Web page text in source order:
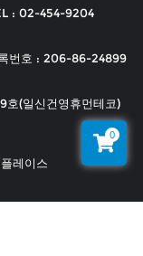
: 02-454-9204
번호 : 206-86-24899
호(일신건영휴먼테코)
레이스
0